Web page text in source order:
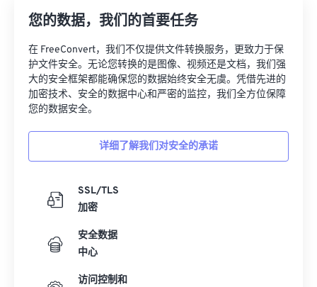
您的数据，我们的首要任务
在 FreeConvert，我们不仅提供文件转换服务，更致力于保
护文件安全。无论您转换的是图像、视频还是文档，我们强
大的安全框架都能确保您的数据始终安全无虞。凭借先进的
加密技术、安全的数据中心和严密的监控，我们全方位保障
您的数据安全。
详细了解我们对安全的承诺
SSL/TLS
加密
安全数据
中心
访问控制和